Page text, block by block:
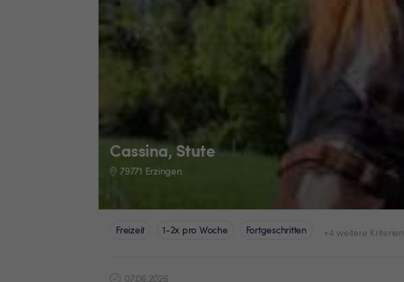
Cassina, Stute
79771 Erzingen
Freizeit 1-2x pro Woche Fortgeschritten +4 weitere Kriterien
07.06.2026